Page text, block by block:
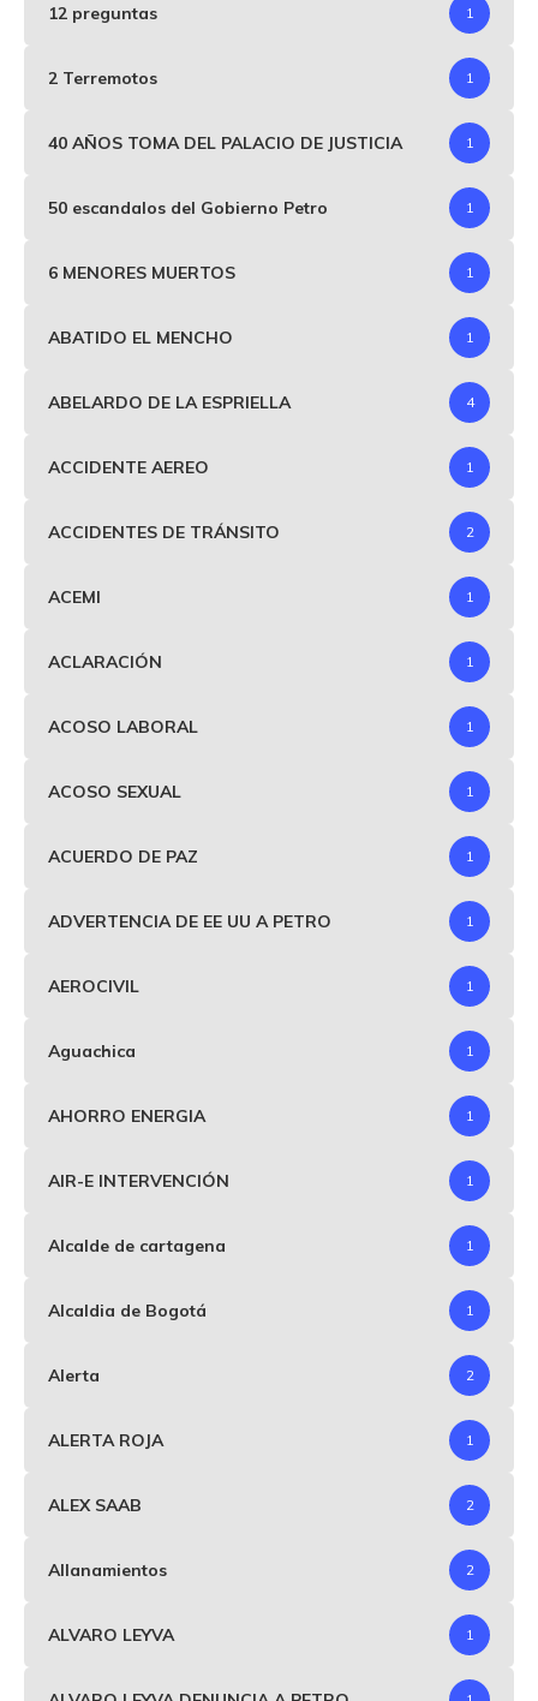
12 preguntas 1
2 Terremotos 1
40 AÑOS TOMA DEL PALACIO DE JUSTICIA 1
50 escandalos del Gobierno Petro 1
6 MENORES MUERTOS 1
ABATIDO EL MENCHO 1
ABELARDO DE LA ESPRIELLA 4
ACCIDENTE AEREO 1
ACCIDENTES DE TRÁNSITO 2
ACEMI 1
ACLARACIÓN 1
ACOSO LABORAL 1
ACOSO SEXUAL 1
ACUERDO DE PAZ 1
ADVERTENCIA DE EE UU A PETRO 1
AEROCIVIL 1
Aguachica 1
AHORRO ENERGIA 1
AIR-E INTERVENCIÓN 1
Alcalde de cartagena 1
Alcaldia de Bogotá 1
Alerta 2
ALERTA ROJA 1
ALEX SAAB 2
Allanamientos 2
ALVARO LEYVA 1